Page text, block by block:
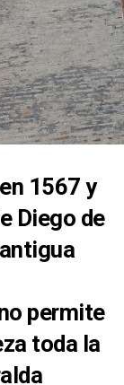
1567 y
Diego de
permite
toda la